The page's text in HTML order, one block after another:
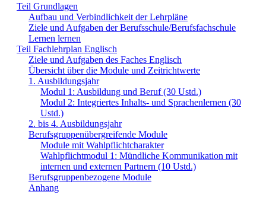
Teil Grundlagen
Aufbau und Verbindlichkeit der Lehrpläne
Ziele und Aufgaben der Berufsschule/Berufsfachschule
Lernen lernen
Teil Fachlehrplan Englisch
Ziele und Aufgaben des Faches Englisch
Übersicht über die Module und Zeitrichtwerte
1. Ausbildungsjahr
Modul 1: Ausbildung und Beruf (30 Ustd.)
Modul 2: Integriertes Inhalts- und Sprachenlernen (30
Ustd.)
2. bis 4. Ausbildungsjahr
Berufsgruppenübergreifende Module
Module mit Wahlpflichtcharakter
Wahlpflichtmodul 1: Mündliche Kommunikation mit
internen und externen Partnern (10 Ustd.)
Berufsgruppenbezogene Module
Anhang